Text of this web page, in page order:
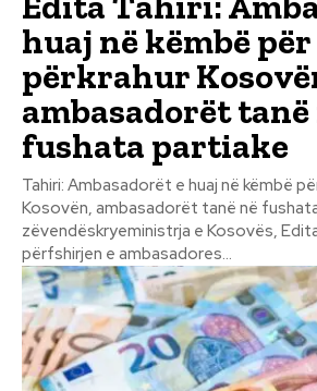
huaj në këmbë
përkrahur
ambasadorët tanë
fushata partiake
Tahiri: Ambasadorët e huaj në këmbë
Kosovën, ambasadorët tanë në fushata
zëvendëskryeministrja e Kosovës,
përfshirjen e ambasadores...